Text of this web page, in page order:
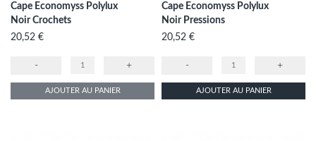
Cape Economyss Polylux
Noir Crochets
Prix
20,52 €
- +
AJOUTER AU PANIER
Cape Economyss Polylux
Noir Pressions
Prix
20,52 €
- +
AJOUTER AU PANIER